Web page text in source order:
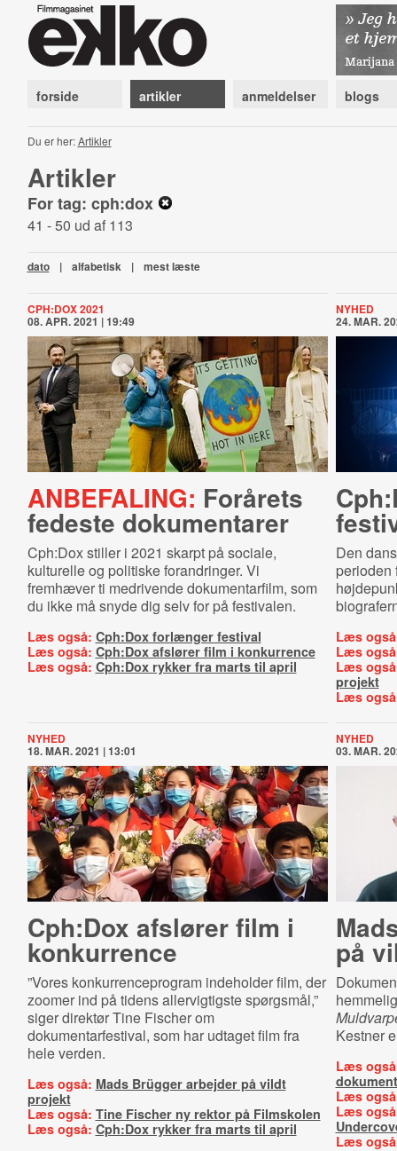
forside artikler anmeldelser blogs
Du er her:Artikler
Artikler
For tag: cph:dox
41 - 50 ud af 113
dato | alfabetisk | mest læste
CPH:DOX 2021
08. APR. 2021 | 19:49
ANBEFALING: Forårets
fedeste dokumentarer
Cph:Dox stiller i 2021 skarpt på sociale,
kulturelle og politiske forandringer. Vi
fremhæver ti medrivende dokumentarfilm, som
du ikke må snyde dig selv for på festivalen.
Læs også: Cph:Dox forlænger festival
Læs også: Cph:Dox afslører film i konkurrence
Læs også: Cph:Dox rykker fra marts til april
NYHED
24. MAR.
Den
perioden
Læs
Læs
Læs
projekt
Læs
NYHED
18. MAR. 2021 | 13:01
Cph:Dox afslører film i
konkurrence
”Vores konkurrenceprogram indeholder film, der
zoomer ind på tidens allervigtigste spørgsmål,”
siger direktør Tine Fischer om
dokumentarfestival, som har udtaget film fra
hele verden.
Læs også: Mads Brügger arbejder på vildt
projekt
Læs også: Tine Fischer ny rektor på Filmskolen
Læs også: Cph:Dox rykker fra marts til april
NYHED
03. MAR.
på
Kestner
Læs
Læs
Læs
Læs